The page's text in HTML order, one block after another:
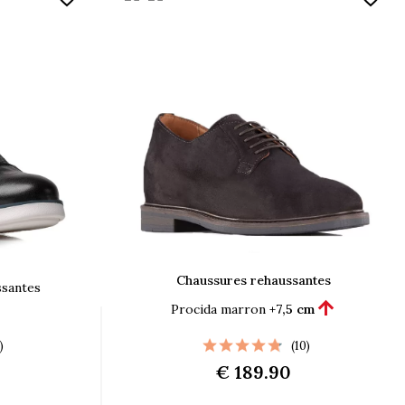
Chaussures rehaussantes
Procida marron +7,5 cm
(10)
€ 189.90